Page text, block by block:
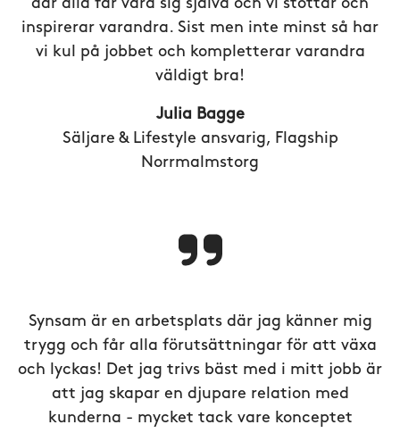
där alla får vara sig själva och vi stöttar och
inspirerar varandra. Sist men inte minst så har
vi kul på jobbet och kompletterar varandra
väldigt bra!
Julia Bagge
Säljare & Lifestyle ansvarig, Flagship
Norrmalmstorg
Synsam är en arbetsplats där jag känner mig
trygg och får alla förutsättningar för att växa
och lyckas! Det jag trivs bäst med i mitt jobb är
att jag skapar en djupare relation med
kunderna - mycket tack vare konceptet